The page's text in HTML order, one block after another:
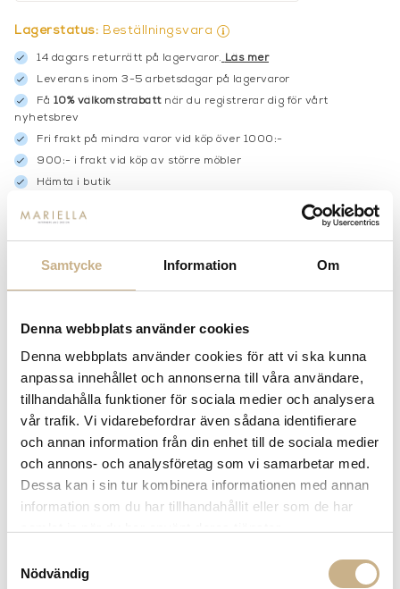
Samtycke Information Om
Denna webbplats använder cookies
Denna webbplats använder cookies för att vi ska kunna
anpassa innehållet och annonserna till våra användare,
tillhandahålla funktioner för sociala medier och analysera
vår trafik. Vi vidarebefordrar även sådana identifierare
och annan information från din enhet till de sociala medier
och annons- och analysföretag som vi samarbetar med.
Dessa kan i sin tur kombinera informationen med annan
information som du har tillhandahållit eller som de har
Nödvändig
Lagerstatus: Beställningsvara
14 dagars returrätt på lagervaror. Läs mer
Leverans inom 3-5 arbetsdagar på lagervaror
Få 10% välkomstrabattnär du registrerar dig för vårt
nyhetsbrev
Fri frakt på mindra varor vid köp över 1000:-
900:- i frakt vid köp av större möbler
Hämta i butik
FRÅGA OSS OM PRODUKTEN
BESKRIVNING
MER FRÅN MOLTENI
Soffa - Palinfrasca linear